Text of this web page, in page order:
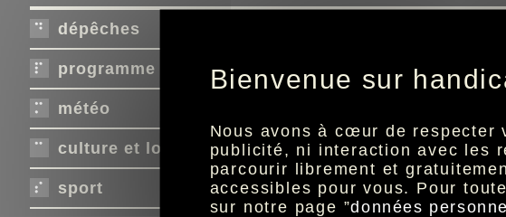
dépêches
programme télé
météo
culture et loisirs
sport
Cette
Bienvenue sur
Nous avons à cœur de
publicité, ni interaction avec les
parcourir librement et
accessibles pour vous. Pour
sur notre page ”données